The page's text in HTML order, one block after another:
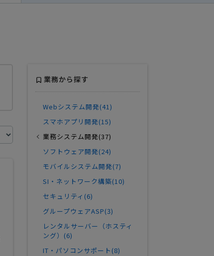
業務から探す
Webシステム開発(41)
スマホアプリ開発(15)
業務システム開発(37)
ソフトウェア開発(24)
モバイルシステム開発(7)
SI・ネットワーク構築(10)
セキュリティ(6)
グループウェアASP(3)
レンタルサーバー（ホスティ
ング）(6)
IT・パソコンサポート(8)